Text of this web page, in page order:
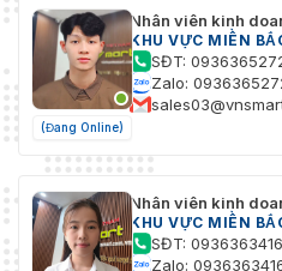
(Đang Online)
Nhân viên kinh
KHU VỰC MIỀN
SĐT:
Zalo:
Nhân viên kinh
KHU VỰC MIỀN
SĐT: 0936363416
Zalo: